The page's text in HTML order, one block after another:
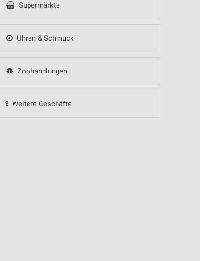
Supermärkte
Uhren & Schmuck
Zoohandlungen
Weitere Geschäfte